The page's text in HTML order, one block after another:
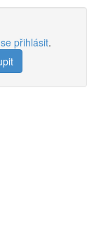
přihlásit.